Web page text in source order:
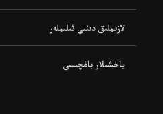
لازىملىق دىنىي ئىلىملەر
ياخشىلار باغچىسى